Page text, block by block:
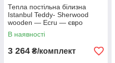
Тепла постільна білизна
Istanbul Teddy- Sherwood
wooden — Ecru — євро
В наявності
3 264 ₴/комплект